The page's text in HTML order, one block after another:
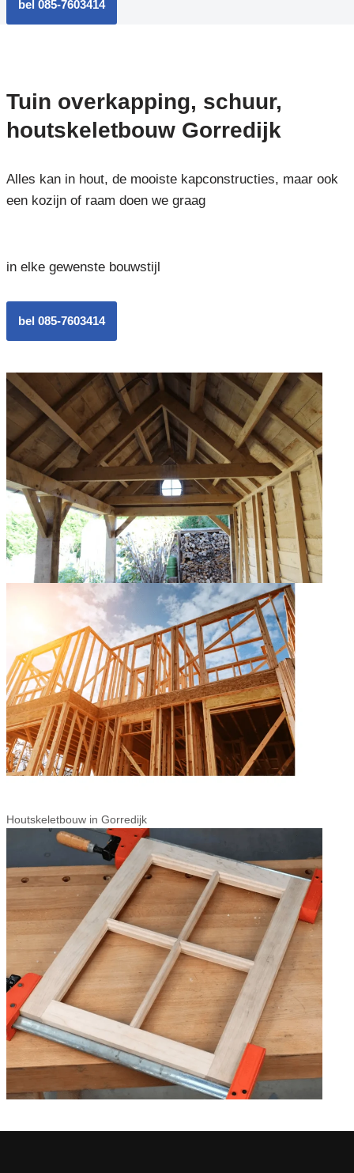
bel 085-7603414
Tuin overkapping, schuur,
houtskeletbouw Gorredijk
Alles kan in hout, de mooiste kapconstructies, maar ook
een kozijn of raam doen we graag
in elke gewenste bouwstijl
bel 085-7603414
Houtskeletbouw in Gorredijk